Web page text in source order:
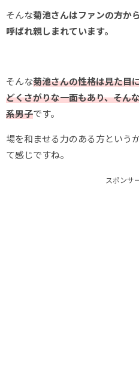
そんな菊池さんはファンの方か
呼ばれ親しまれています。
そんな菊池さんの性格は見た目
どくさがりな一面もあり、そん
系男子です。
場を和ませる力のある方という
て感じですね。
スポンサ